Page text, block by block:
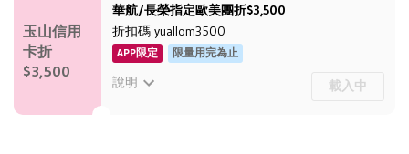
玉山信用
卡折
$3,500
華航/長榮指定歐美團折$3,500
折扣碼 yuallom3500
APP限定 限量用完為止
說明
載入中